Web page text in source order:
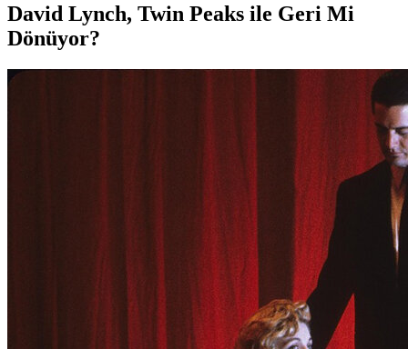
David Lynch, Twin Peaks ile Geri Mi
Dönüyor?